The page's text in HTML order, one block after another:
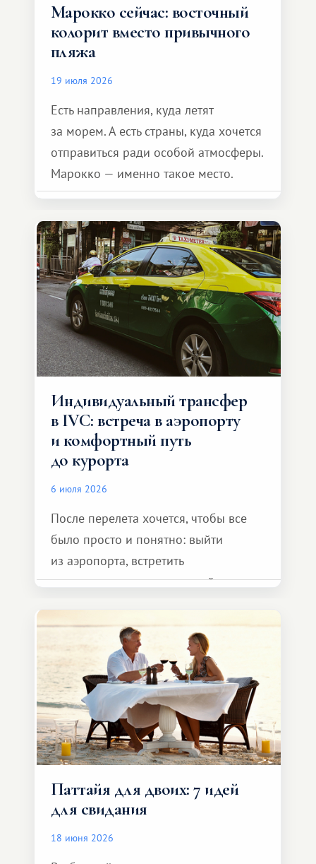
Марокко сейчас: восточный
колорит вместо привычного
пляжа
19 июля 2026
Есть направления, куда летят
за морем. А есть страны, куда хочется
отправиться ради особой атмосферы.
Марокко — именно такое место.
Индивидуальный трансфер
в IVC: встреча в аэропорту
и комфортный путь
до курорта
6 июля 2026
После перелета хочется, чтобы все
было просто и понятно: выйти
из аэропорта, встретить
представителя транспортной
и спокойно доехать до курорта.
Паттайя для двоих: 7 идей
для свидания
18 июня 2026